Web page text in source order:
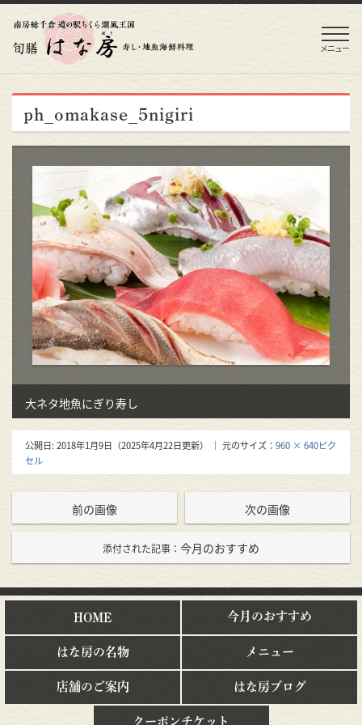
メニュー
ph_omakase_5nigiri
大ネタ地魚にぎり寿し
公開日:2018年1月9日 （2025年4月22日更新） ｜ 元のサイズ： 960 × 640ピク
セル
前の画像 次の画像
添付された記事： 今月のおすすめ
HOME 今月のおすすめ
はな房の名物 メニュー
店舗のご案内 はな房ブログ
クーポンチケット